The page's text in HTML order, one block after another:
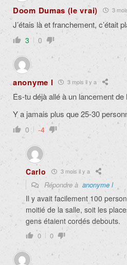
Doom Dumas (le vrai) 3
J’étais là et franchement, c’était
3 0
anonyme l 3 mois il y a
Es-tu déjà allé à un lancement de
Y a jamais plus que 25-30
0 -4
Carlo 3 mois il y a
Répondre à anonyme l
Il y avait facilement 100
moitié de la salle, soit les
gens étaient cordés debouts.
0 0